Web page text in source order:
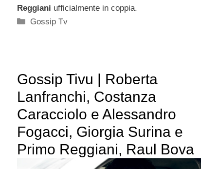
Reggiani ufficialmente in coppia.
Categorie
Gossip Tv
Gossip Tivu | Roberta
Lanfranchi, Costanza
Caracciolo e Alessandro
Fogacci, Giorgia Surina e
Primo Reggiani, Raul Bova